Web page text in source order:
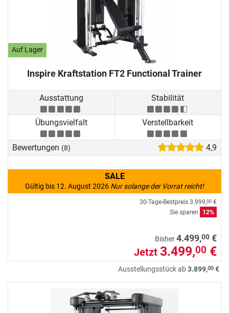
Auf Lager
Inspire Kraftstation FT2 Functional Trainer
Ausstattung Stabilität
Übungsvielfalt Verstellbarkeit
Bewertungen (8) 4,9
SALE
Gültig bis 12. August 2026 Nur solange der Vorrat reicht!
30-Tage-Bestpreis 3.999,00 €
Sie sparen
12%
Bisher4.499,00 €
Jetzt 3.499,00 €
Ausstellungsstück ab3.899,00 €